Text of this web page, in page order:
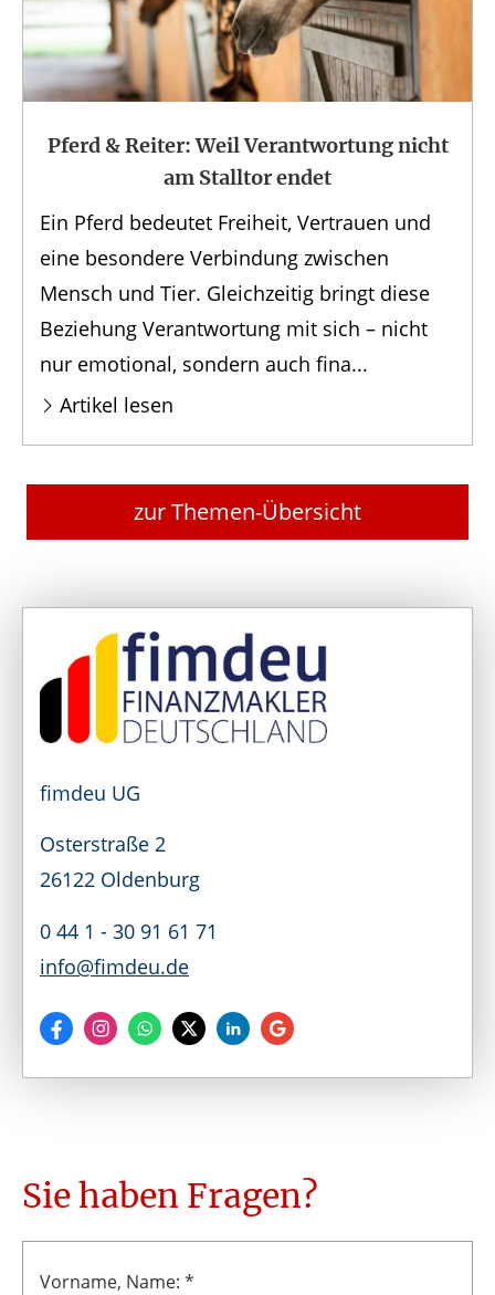
Pferd & Reiter: Weil Verantwortung nicht
am Stalltor endet
Ein Pferd bedeutet Freiheit, Vertrauen und
eine besondere Verbindung zwischen
Mensch und Tier. Gleichzeitig bringt diese
Beziehung Verantwortung mit sich – nicht
nur emotional, sondern auch fina...
Artikel lesen
zur Themen-Übersicht
fimdeu UG
Osterstraße 2
26122 Oldenburg
0 44 1 - 30 91 61 71
info@fimdeu.de
Sie haben Fragen?
Vorname, Name: *